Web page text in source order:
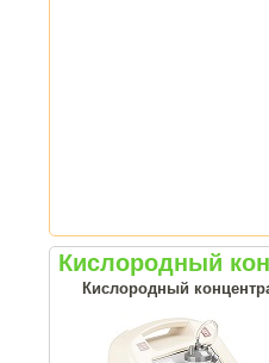
Кислородный
Кислородный